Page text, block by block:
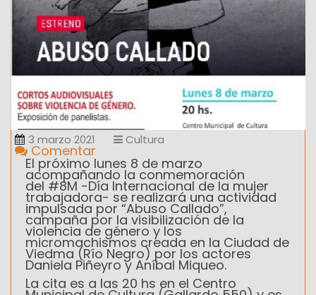
3 marzo 2021 Cultura
Comentar
El próximo lunes 8 de marzo
acompañando la conmemoración
del #8M -Día Internacional de la mujer
trabajadora- se realizará una actividad
impulsada por “Abuso Callado”,
campaña por la visibilización de la
violencia de género y los
micromachismos creada en la Ciudad de
Viedma (Río Negro) por los actores
Daniela Piñeyro y Aníbal Miqueo.
La cita es a las 20 hs en el Centro